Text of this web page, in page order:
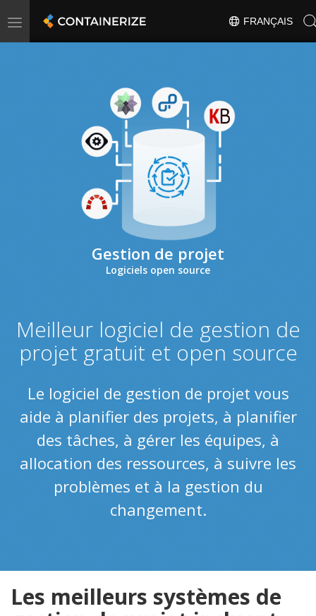
Toggle
FRANÇAIS
Gestion de projet
Logiciels open source
Meilleur logiciel de gestion de
projet gratuit et open source
Le logiciel de gestion de projet vous
aide à planifier des projets, à planifier
des tâches, à gérer les équipes, à
allocation des ressources, à suivre les
problèmes et à la gestion du
changement.
Les meilleurs systèmes de